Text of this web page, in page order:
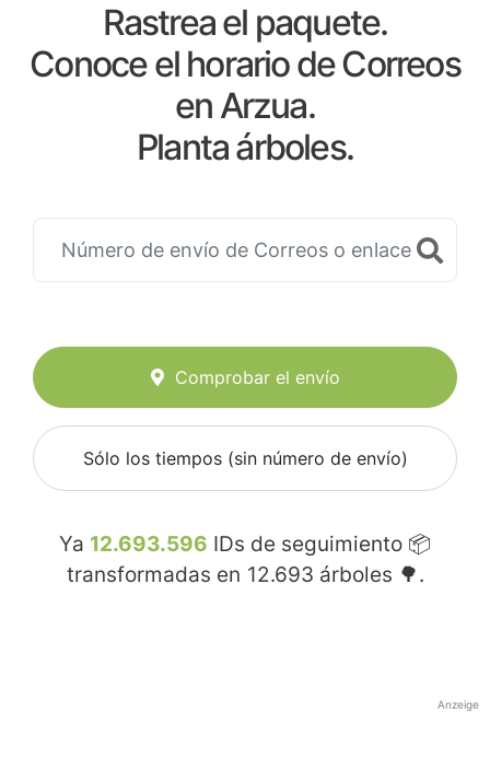
Rastrea el paquete.
Conoce el horario de Correos
en Arzua.
Planta árboles.
Comprobar el envío
Sólo los tiempos (sin número de envío)
Ya 12.693.596 IDs de seguimiento 📦
transformadas en 12.693 árboles 🌳.
Anzeige